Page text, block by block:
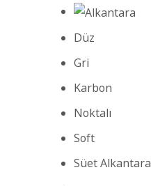
Düz
Gri
Karbon
Noktalı
Soft
Süet Alkantara